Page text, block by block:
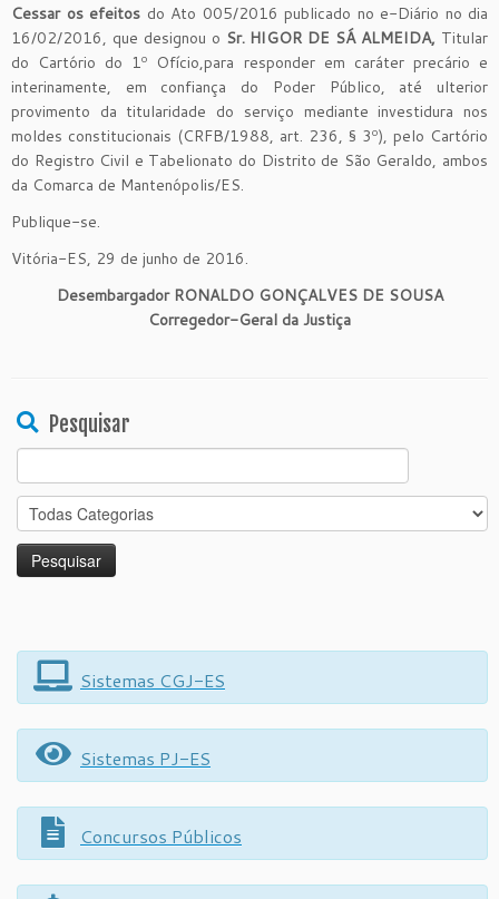
Cessar os efeitos do Ato 005/2016 publicado no e-Diário no dia
16/02/2016, que designou o Sr. HIGOR DE SÁ ALMEIDA, Titular
do Cartório do 1º Ofício,para responder em caráter precário e
interinamente, em confiança do Poder Público, até ulterior
provimento da titularidade do serviço mediante investidura nos
moldes constitucionais (CRFB/1988, art. 236, § 3º), pelo Cartório
do Registro Civil e Tabelionato do Distrito de São Geraldo, ambos
da Comarca de Mantenópolis/ES.
Publique-se.
Vitória-ES, 29 de junho de 2016.
Desembargador RONALDO GONÇALVES DE SOUSA
Corregedor-Geral da Justiça
Pesquisar
Search
for:
Sistemas CGJ-ES
Sistemas PJ-ES
Concursos Públicos